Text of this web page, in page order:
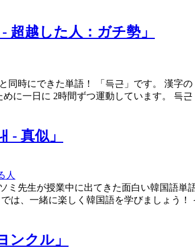
越した人：ガチ勢」
時にできた単語！ 「득근」です。 漢字
に一日に 2時間ずつ運動しています。 득근
- 真似」
人
先生が授業中に出てきた面白い韓国語単
は、一緒に楽しく韓国語を学びましょう！
ンクル」